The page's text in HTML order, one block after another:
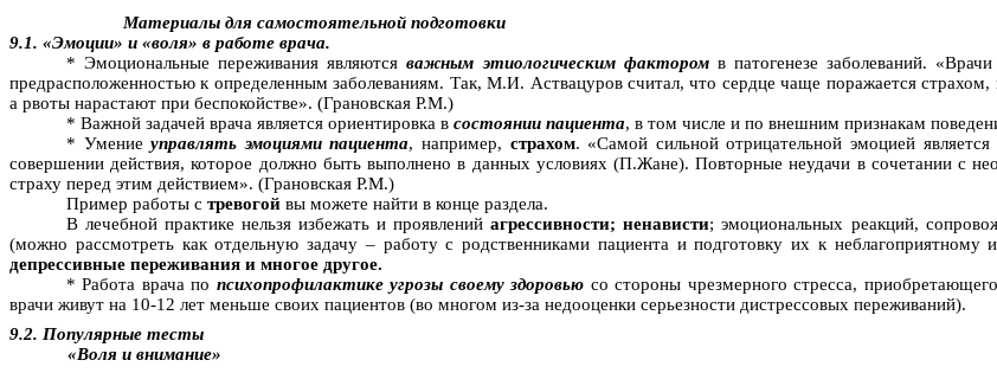
Материалы для самостоятельной подготовки
9.1. «Эмоции» и «воля» в работе врача.
* Эмоциональные переживания являются важным этиологическим факторомв патогенезе заболеваний.
предрасположенностью к определенным заболеваниям. Так, М.И. Аствацуровсчитал, что сердце чаще поражается
а рвоты нарастают при беспокойстве». (Грановская Р.М.)
* Важной задачей врача является ориентировка в состоянии пациента, в том числе и по внешним признакам
* Умениеуправлять эмоциями пациента, например, страхом. «Самой сильной отрицательной эмоцией
совершении действия, которое должно быть выполнено в данных условиях (П.Жане). Повторные неудачи в сочетании с
страху перед этим действием». (Грановская Р.М.)
Пример работы с тревогой вы можете найти в конце раздела.
В лечебной практике нельзя избежать и проявленийагрессивности; ненависти; эмоциональных реакций,
(можно рассмотреть как отдельную задачу – работу с родственниками пациента и подготовку их к неблагоприятному
депрессивные переживания и многое другое.
* Работа врача по психопрофилактике угрозы своему здоровью со стороны чрезмерного стресса,
врачи живут на 10-12 лет меньше своих пациентов (во многом из-за недооценки серьезности дистрессовых переживаний).
9.2. Популярные тесты
«Воля и внимание»